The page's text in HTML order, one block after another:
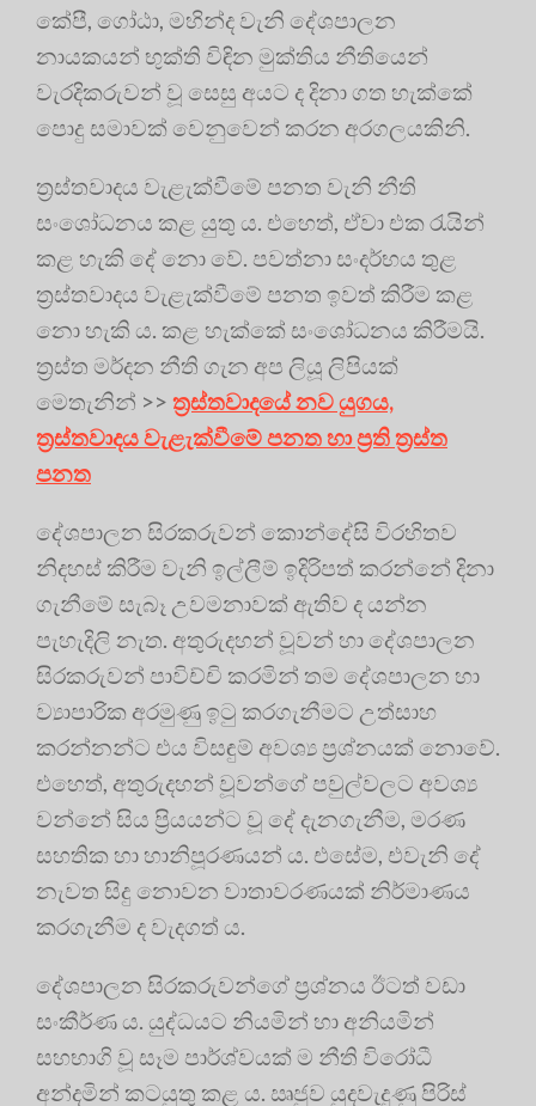
කේපී, ගෝඨා, මහින්ද වැනි දේශපාලන
නායකයන් භුක්ති විඳින මුක්තිය නීතියෙන්
වැරදිකරුවන් වූ සෙසු අයට ද දිනා ගත හැක්කේ
පොදු සමාවක් වෙනුවෙන් කරන අරගලයකිනි.
ත්‍රස්තවාදය වැළැක්වීමේ පනත වැනි නීති
සංශෝධනය කළ යුතු ය. එහෙත්, ඒවා එක රැයින්
කළ හැකි දේ නො වේ. පවත්නා සංදර්භය තුළ
ත්‍ර‍ස්තවාදය වැළැක්වීමේ පනත ඉවත් කිරීම කළ
නො හැකි ය. කළ හැක්කේ සංශෝධනය කිරීමයි.
ත්‍ර‍ස්ත මර්දන නීති ගැන අප ලියූ ලිපියක්
මෙතැනින් >> ත්‍ර‍ස්තවාදයේ නව යුගය,
ත්‍ර‍ස්තවාදය වැළැක්වීමේ පනත හා ප්‍ර‍ති ත්‍ර‍ස්ත
පනත
දේශපාලන සිරකරුවන් කොන්දේසි විරහිතව
නිදහස් කිරීම වැනි ඉල්ලීම් ඉදිරිපත් කරන්නේ දිනා
ගැනීමේ සැබෑ උවමනාවක් ඇතිව ද යන්න
පැහැදිලි නැත. අතුරුදහන් වූවන් හා දේශපාලන
සිරකරුවන් පාවිච්චි කරමින් තම දේශපාලන හා
ව්‍යාපාරික අරමුණු ඉටු කරගැනීමට උත්සාහ
කරන්නන්ට එය විසඳුම් අවශ්‍ය ප්‍ර‍ශ්නයක් නොවේ.
එහෙත්, අතුරුදහන් වූවන්ගේ පවුල්වලට අවශ්‍ය
වන්නේ සිය ප්‍රියයන්ට වූ දේ දැනගැනීම, මරණ
සහතික හා හානිපූරණයන් ය. එසේම, එවැනි දේ
නැවත සිදු නොවන වාතාවරණයක් නිර්මාණය
කරගැනීම ද වැදගත් ය.
දේශපාලන සිරකරුවන්ගේ ප්‍ර‍ශ්නය ඊටත් වඩා
සංකීර්ණ ය. යුද්ධයට නියමින් හා අනියමින්
සහභාගි වූ සෑම පාර්ශ්වයක් ම නීති විරෝධී
අන්දමින් කටයුතු කළ ය. ඍජුව යුදවැදුණු පිරිස්